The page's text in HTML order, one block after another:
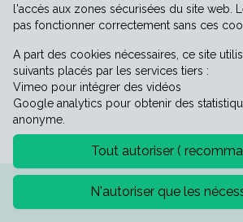
©2026 Mairie de Saint-Laurent-
l'accès aux zones sécurisées du site web.
pas fonctionner correctement sans ces
A part des cookies nécessaires, ce site
suivants placés par les services tiers :
Vimeo pour intégrer des vidéos
Google analytics pour obtenir des
anonyme.
Tout autoriser (
N'autoriser que les